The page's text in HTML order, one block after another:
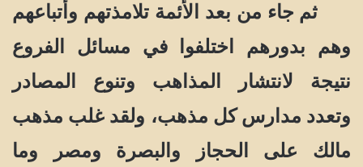
ثم جاء من بعد الأئمة تلامذتهم وأتباعهم
وهم بدورهم اختلفوا في مسائل الفروع
نتيجة لانتشار المذاهب وتنوع المصادر
وتعدد مدارس كل مذهب، ولقد غلب مذهب
مالك على الحجاز والبصرة ومصر وما